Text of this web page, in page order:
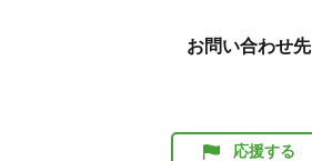
お問い合わせ先
応援する